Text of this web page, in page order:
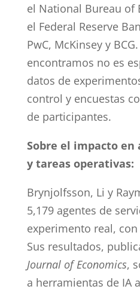
el National Bureau of
el Federal Reserve
PwC, McKinsey y
encontramos no es
datos de
control y encuestas
de participantes.
Sobre el impacto
y tareas operativas:
Brynjolfsson, Li y
5,179 agentes de
experimento real,
Sus resultados,
Journal of Economics,
a herramientas de IA